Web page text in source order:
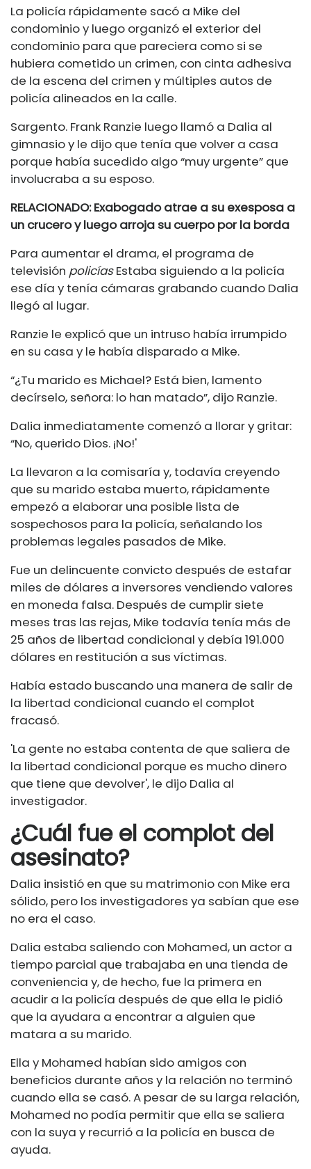
La policía rápidamente sacó a Mike del
condominio y luego organizó el exterior del
condominio para que pareciera como si se
hubiera cometido un crimen, con cinta adhesiva
de la escena del crimen y múltiples autos de
policía alineados en la calle.
Sargento. Frank Ranzie luego llamó a Dalia al
gimnasio y le dijo que tenía que volver a casa
porque había sucedido algo “muy urgente” que
involucraba a su esposo.
RELACIONADO: Exabogado atrae a su exesposa a
un crucero y luego arroja su cuerpo por la borda
Para aumentar el drama, el programa de
televisión policíasEstaba siguiendo a la policía
ese día y tenía cámaras grabando cuando Dalia
llegó al lugar.
Ranzie le explicó que un intruso había irrumpido
en su casa y le había disparado a Mike.
“¿Tu marido es Michael? Está bien, lamento
decírselo, señora: lo han matado”, dijo Ranzie.
Dalia inmediatamente comenzó a llorar y gritar:
“No, querido Dios. ¡No!'
La llevaron a la comisaría y, todavía creyendo
que su marido estaba muerto, rápidamente
empezó a elaborar una posible lista de
sospechosos para la policía, señalando los
problemas legales pasados ​​de Mike.
Fue un delincuente convicto después de estafar
miles de dólares a inversores vendiendo valores
en moneda falsa. Después de cumplir siete
meses tras las rejas, Mike todavía tenía más de
25 años de libertad condicional y debía 191.000
dólares en restitución a sus víctimas.
Había estado buscando una manera de salir de
la libertad condicional cuando el complot
fracasó.
'La gente no estaba contenta de que saliera de
la libertad condicional porque es mucho dinero
que tiene que devolver', le dijo Dalia al
investigador.
¿Cuál fue el complot del
asesinato?
Dalia insistió en que su matrimonio con Mike era
sólido, pero los investigadores ya sabían que ese
no era el caso.
Dalia estaba saliendo con Mohamed, un actor a
tiempo parcial que trabajaba en una tienda de
conveniencia y, de hecho, fue la primera en
acudir a la policía después de que ella le pidió
que la ayudara a encontrar a alguien que
matara a su marido.
Ella y Mohamed habían sido amigos con
beneficios durante años y la relación no terminó
cuando ella se casó. A pesar de su larga relación,
Mohamed no podía permitir que ella se saliera
con la suya y recurrió a la policía en busca de
ayuda.